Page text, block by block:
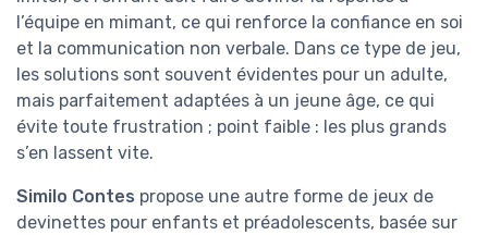
l’équipe en mimant, ce qui renforce la confiance en soi
et la communication non verbale. Dans ce type de jeu,
les solutions sont souvent évidentes pour un adulte,
mais parfaitement adaptées à un jeune âge, ce qui
évite toute frustration ; point faible : les plus grands
s’en lassent vite.
Similo Contes propose une autre forme de jeux de
devinettes pour enfants et préadolescents, basée sur